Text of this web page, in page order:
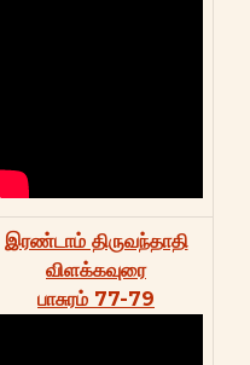
இரண்டாம் திருவந்தாதி
விளக்கவுரை
பாசுரம் 77-79